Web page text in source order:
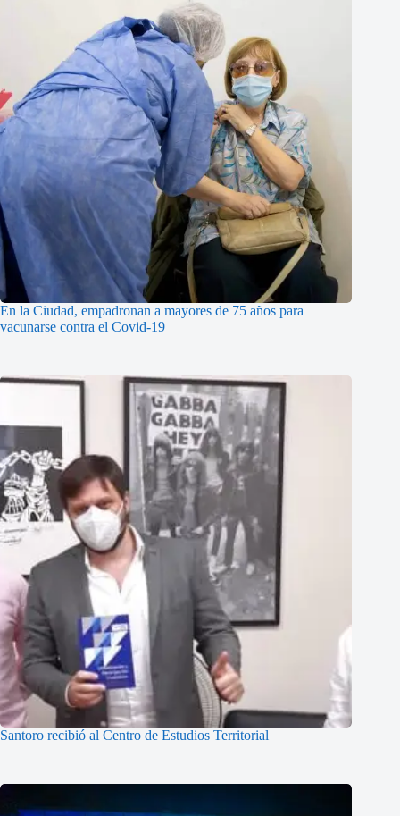
En la Ciudad, empadronan a mayores de 75 años para
vacunarse contra el Covid-19
Santoro recibió al Centro de Estudios Territorial